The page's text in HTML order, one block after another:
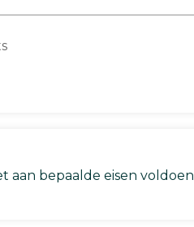
aan bepaalde eisen voldoen